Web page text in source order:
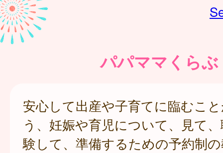
パパママくらぶ
安心して出産や子育てに臨むこ
う、妊娠や育児について、見て
験して、準備するための予約制